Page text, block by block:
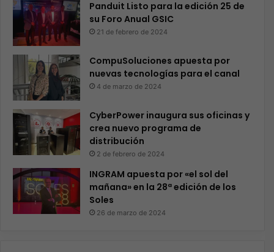
Panduit Listo para la edición 25 de
su Foro Anual GSIC
21 de febrero de 2024
CompuSoluciones apuesta por
nuevas tecnologías para el canal
4 de marzo de 2024
CyberPower inaugura sus oficinas y
crea nuevo programa de
distribución
2 de febrero de 2024
INGRAM apuesta por «el sol del
mañana» en la 28ª edición de los
Soles
26 de marzo de 2024